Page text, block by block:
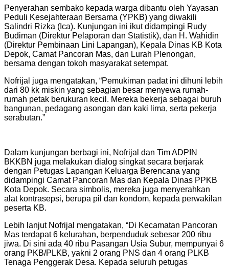
Penyerahan sembako kepada warga dibantu oleh Yayasan
Peduli Kesejahteraan Bersama (YPKB) yang diwakili
Salindri Rizka (Ica). Kunjungan ini ikut didampingi Rudy
Budiman (Direktur Pelaporan dan Statistik), dan H. Wahidin
(Direktur Pembinaan Lini Lapangan), Kepala Dinas KB Kota
Depok, Camat Pancoran Mas, dan Lurah Plenongan,
bersama dengan tokoh masyarakat setempat.
Nofrijal juga mengatakan, “Pemukiman padat ini dihuni lebih
dari 80 kk miskin yang sebagian besar menyewa rumah-
rumah petak berukuran kecil. Mereka bekerja sebagai buruh
bangunan, pedagang asongan dan kaki lima, serta pekerja
serabutan.”
Dalam kunjungan berbagi ini, Nofrijal dan Tim ADPIN
BKKBN juga melakukan dialog singkat secara berjarak
dengan Petugas Lapangan Keluarga Berencana yang
didampingi Camat Pancoran Mas dan Kepala Dinas PPKB
Kota Depok. Secara simbolis, mereka juga menyerahkan
alat kontrasepsi, berupa pil dan kondom, kepada perwakilan
peserta KB.
Lebih lanjut Nofrijal mengatakan, “Di Kecamatan Pancoran
Mas terdapat 6 kelurahan, berpenduduk sebesar 200 ribu
jiwa. Di sini ada 40 ribu Pasangan Usia Subur, mempunyai 6
orang PKB/PLKB, yakni 2 orang PNS dan 4 orang PLKB
Tenaga Penggerak Desa. Kepada seluruh petugas